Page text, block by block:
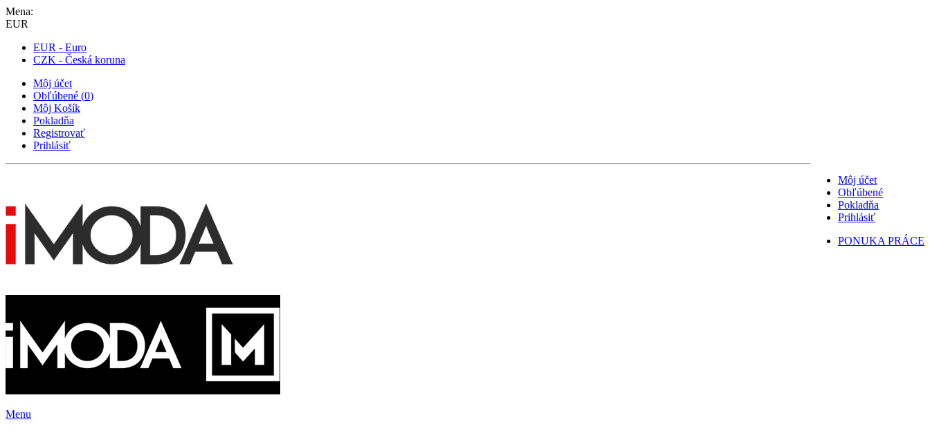
Mena:
EUR
EUR - Euro
CZK - Česká koruna
Môj účet
Obľúbené (0)
Môj Košík
Pokladňa
Registrovať
Prihlásiť
Môj účet
Obľúbené
Pokladňa
Prihlásiť
PONUKA PRÁCE
Menu